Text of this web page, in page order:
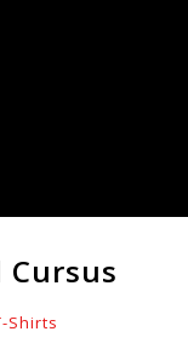
Shirts